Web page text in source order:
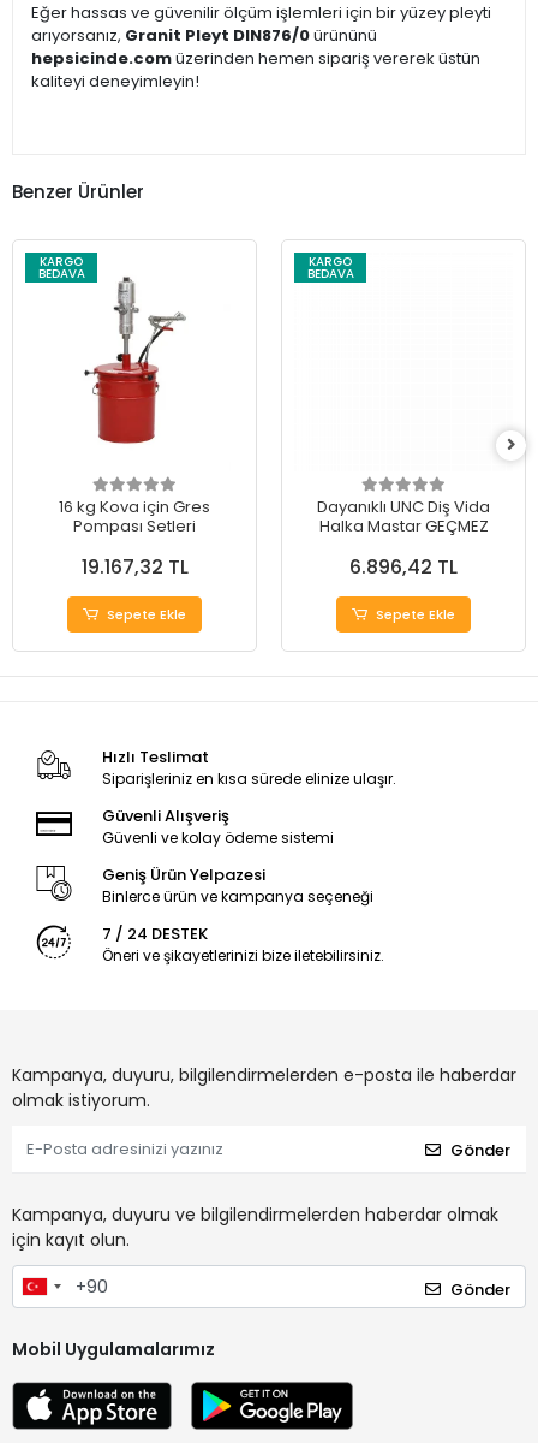
Eğer hassas ve güvenilir ölçüm işlemleri için bir yüzey pleyti
arıyorsanız, Granit Pleyt DIN876/0ürününü
hepsicinde.comüzerinden hemen sipariş vererek üstün
kaliteyi deneyimleyin!
Benzer Ürünler
KARGO
BEDAVA
16 kg Kova için Gres
Pompası Setleri
19.167,32 TL
Sepete Ekle
KARGO
BEDAVA
Dayanıklı UNC Diş Vida
Halka Mastar GEÇMEZ
6.896,42 TL
Sepete Ekle
Hızlı Teslimat
Siparişleriniz en kısa sürede elinize ulaşır.
Güvenli Alışveriş
Güvenli ve kolay ödeme sistemi
Geniş Ürün Yelpazesi
Binlerce ürün ve kampanya seçeneği
7 / 24 DESTEK
Öneri ve şikayetlerinizi bize iletebilirsiniz.
Kampanya, duyuru, bilgilendirmelerden e-posta ile haberdar
olmak istiyorum.
Gönder
Kampanya, duyuru ve bilgilendirmelerden haberdar olmak
için kayıt olun.
Gönder
Mobil Uygulamalarımız